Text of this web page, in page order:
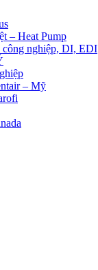
– Heat Pump
nghiệp, DI, EDI
– Mỹ